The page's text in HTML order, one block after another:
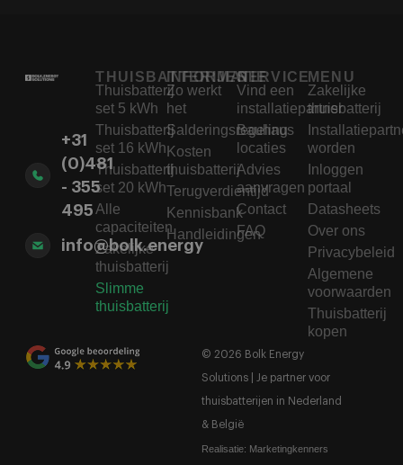
+31
(0)481
- 355
495
info@bolk.energy
THUISBATTERIJEN
Thuisbatterij
set 5 kWh
Thuisbatterij
set 16 kWh
Thuisbatterij
set 20 kWh
Alle
capaciteiten
Zakelijke
thuisbatterij
Slimme
thuisbatterij
INFORMATIE
Zo werkt
het
Salderingsregeling
Kosten
thuisbatterij
Terugverdientijd
Kennisbank
Handleidingen
SERVICE
Vind een
installatiepartner
Bauhaus
locaties
Advies
aanvragen
Contact
FAQ
MENU
Zakelijke
thuisbatterij
worden
Inloggen
portaal
Datasheets
Over ons
Privacybeleid
Algemene
voorwaarden
Thuisbatterij
kopen
© 2026 Bolk Energy
Solutions | Je partner voor
thuisbatterijen in Nederland
& België
Realisatie: Marketingkenners